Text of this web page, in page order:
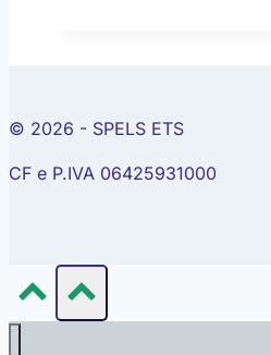
© 2026 - SPELS ETS
CF e P.IVA 06425931000